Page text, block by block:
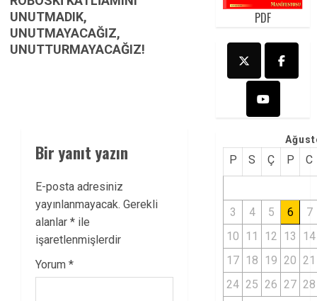
post:
UNUTMADIK,
UNUTMAYACAĞIZ,
UNUTTURMAYACAĞIZ!
Bir yanıt yazın
E-posta adresiniz
yayınlanmayacak. Gerekli
alanlar * ile
işaretlenmişlerdir
Yorum *
PDF
P S Ç P C
3 4 5 6
7
10 11 12 13
14
17 18 19 20 21
24 25 26 27 28